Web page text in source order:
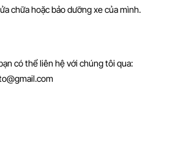
chữa hoặc bảo dưỡng xe của mình.
có thể liên hệ với chúng tôi qua: